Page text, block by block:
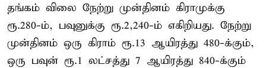
தங்கம் விலை நேற்று முன்தினம் கிராமுக்கு
ரூ.280-ம், பவுனுக்கு ரூ.2,240-ம் எகிறியது. நேற்று
முன்தினம் ஒரு கிராம் ரூ.13 ஆயிரத்து 480-க்கும்,
ஒரு பவுன் ரூ.1 லட்சத்து 7 ஆயிரத்து 840-க்கும்